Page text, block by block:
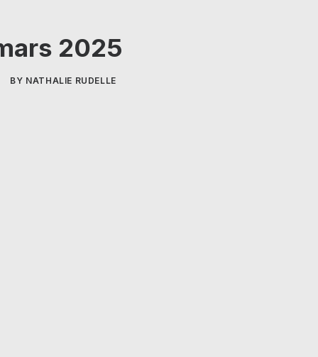
2025
BY NATHALIE RUDELLE